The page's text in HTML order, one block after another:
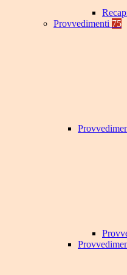
Provvedimenti 75